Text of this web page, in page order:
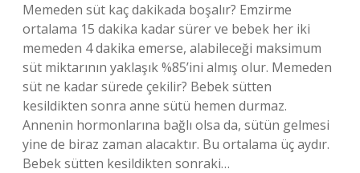
Memeden süt kaç dakikada boşalır? Emzirme
ortalama 15 dakika kadar sürer ve bebek her iki
memeden 4 dakika emerse, alabileceği maksimum
süt miktarının yaklaşık %85’ini almış olur. Memeden
süt ne kadar sürede çekilir? Bebek sütten
kesildikten sonra anne sütü hemen durmaz.
Annenin hormonlarına bağlı olsa da, sütün gelmesi
yine de biraz zaman alacaktır. Bu ortalama üç aydır.
Bebek sütten kesildikten sonraki…